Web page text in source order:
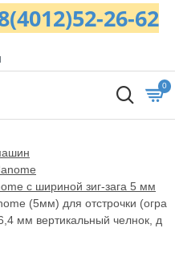
26-62
0
с шириной зиг-зага 5 мм
(5мм) для отстрочки (огра
мм вертикальный челнок, д